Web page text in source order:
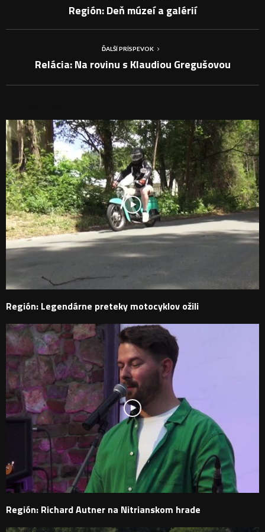
Región: Deň múzeí a galérií
ĎALŠÍ PRÍSPEVOK
Relácia: Na rovinu s Klaudiou Gregušovou
Región: Legendárne preteky motocyklov ožili
Región: Richard Autner na Nitrianskom hrade